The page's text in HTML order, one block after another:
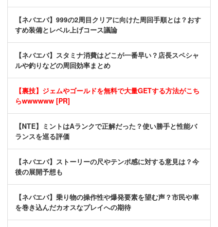
【ネバエバ】999の2周目クリアに向けた周回手順とは？おす
すめ装備とレベル上げコース議論
【ネバエバ】スタミナ消費はどこが一番早い？店長スペシャ
ルや釣りなどの周回効率まとめ
【裏技】ジェムやゴールドを無料で大量GETする方法がこち
らwwwwww [PR]
【NTE】ミントはAランクで正解だった？使い勝手と性能バ
ランスを巡る評価
【ネバエバ】ストーリーの尺やテンポ感に対する意見は？今
後の展開予想も
【ネバエバ】乗り物の操作性や爆発要素を望む声？市民や車
を巻き込んだカオスなプレイへの期待